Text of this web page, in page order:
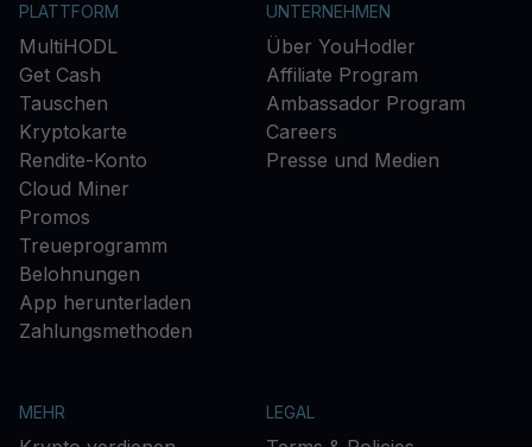
PLATTFORM
MultiHODL
Get Cash
Tauschen
Kryptokarte
Rendite-Konto
Cloud Miner
Promos
Treueprogramm
Belohnungen
App herunterladen
Zahlungsmethoden
UNTERNEHMEN
Über YouHodler
Affiliate Program
Ambassador Program
Careers
Presse und Medien
MEHR LEGAL